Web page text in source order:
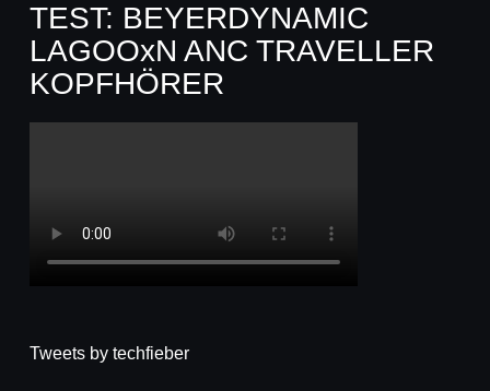
TEST: BEYERDYNAMIC
LAGOOxN ANC TRAVELLER
KOPFHÖRER
Tweets by techfieber